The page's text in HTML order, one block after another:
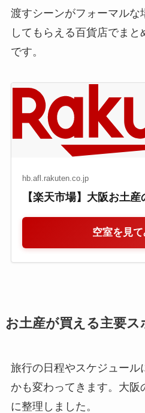
渡すシーンがフォーマルな
してもらえる百貨店でま
です。
hb.afl.rakuten.co.jp
【楽天市場】大阪お土産
空室を見
お土産が買える主要
旅行の日程やスケジュール
かも変わってきます。大阪
に整理しました。